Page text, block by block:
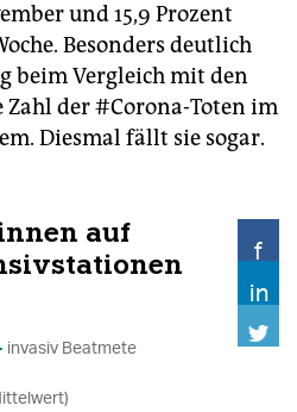
und 15,9 Prozent
Besonders deutlich
beim Vergleich mit den
Zahl der #Corona-Toten im
Diesmal fällt sie sogar.